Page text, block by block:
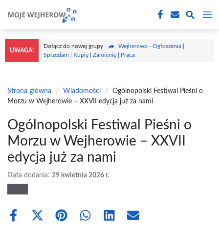
treści
UWAGA!
Dołącz do nowej grupy
Wejherowo - Ogłoszenia |
Sprzedam | Kupię | Zamienię | Praca
Strona główna / Wiadomości /
Ogólnopolski Festiwal Pieśni o
Morzu w Wejherowie – XXVII edycja już za nami
Ogólnopolski Festiwal Pieśni o
Morzu w Wejherowie – XXVII
edycja już za nami
Data dodania: 29 kwietnia 2026 r.
Share
Share Share Share Share Share